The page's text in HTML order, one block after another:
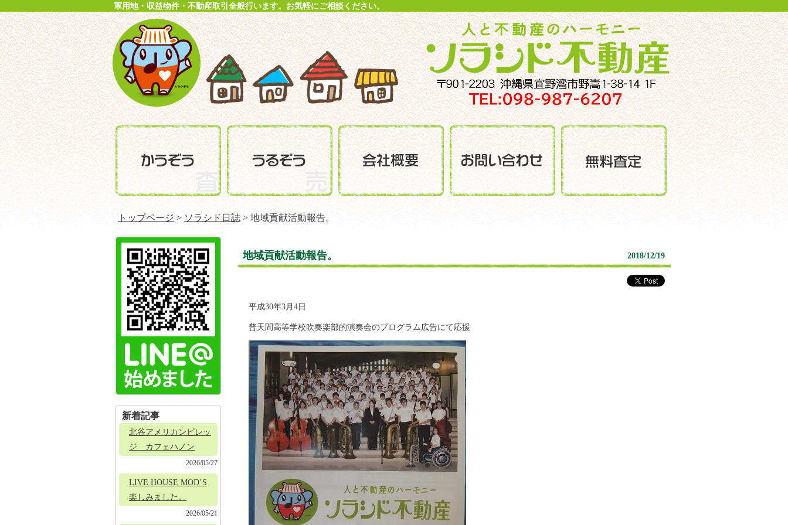
軍用地・収益物件・不動産取引全般行います。お気軽にご相談ください。
トップページ > ソラシド日誌 > 地域貢献活動報告。
2018/12/19
地域貢献活動報告。
平成30年3月4日
普天間高等学校吹奏楽部的演奏会のプログラム広告にて応援
新着記事
北谷アメリカンビレッ
ジ カフェハノン
2026/05/27
LIVE HOUSE MOD’S
楽しみました。
2026/05/21